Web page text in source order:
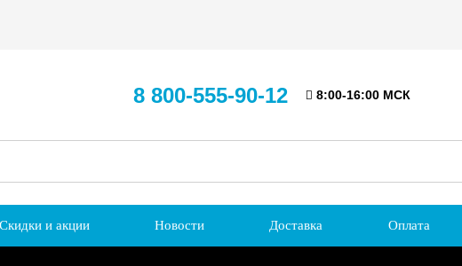
8 800-555-90-12 8:00-16:00 МСК
Скидки и акции Новости Доставка Оплата